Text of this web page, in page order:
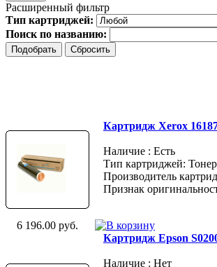
Расширенный фильтр
Тип картриджей:
Поиск по названию:
Картридж Xerox
Наличие : Есть
Тип картриджей:
Производитель
Признак
6 196.00 руб.
Картридж Epson
Наличие : Нет